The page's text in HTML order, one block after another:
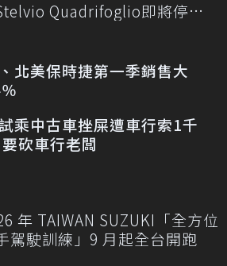
Quadrifoglio即將停
北美保時捷第一季銷售大
乘中古車挫屎遭車行索1千
砍車行老闆
年 TAIWAN SUZUKI「全方位
駕駛訓練」9 月起全台開跑